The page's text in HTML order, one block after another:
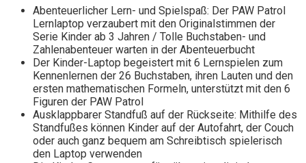
Abenteuerlicher Lern- und Spielspaß: Der PAW Patrol
Lernlaptop verzaubert mit den Originalstimmen der
Serie Kinder ab 3 Jahren / Tolle Buchstaben- und
Zahlenabenteuer warten in der Abenteuerbucht
Der Kinder-Laptop begeistert mit 6 Lernspielen zum
Kennenlernen der 26 Buchstaben, ihren Lauten und den
ersten mathematischen Formeln, unterstützt mit den 6
Figuren der PAW Patrol
Ausklappbarer Standfuß auf der Rückseite: Mithilfe des
Standfußes können Kinder auf der Autofahrt, der Couch
oder auch ganz bequem am Schreibtisch spielerisch
den Laptop verwenden